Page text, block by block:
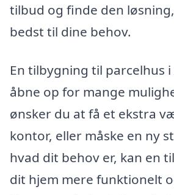
tilbud og finde den
bedst til dine behov.
En tilbygning til parcelhus i
åbne op for mange
ønsker du at få et ekstra
kontor, eller måske en ny
hvad dit behov er, kan en
dit hjem mere funktionelt